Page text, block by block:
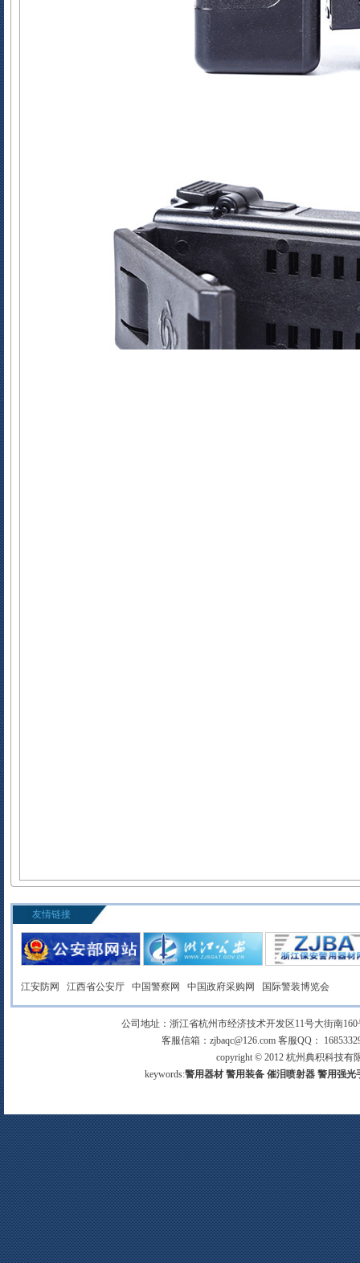
友情链接
江安防网 江西省公安厅 中国警察网 中国政府采购网 国际警装博览会
公司地址：浙江省杭州市经济技术开发区11号大街南
客服信箱：zjbaqc@126.com 客服QQ：
copyright © 2012 杭州典积科技有
keywords:警用器材 警用装备 催泪喷射器 警用强光